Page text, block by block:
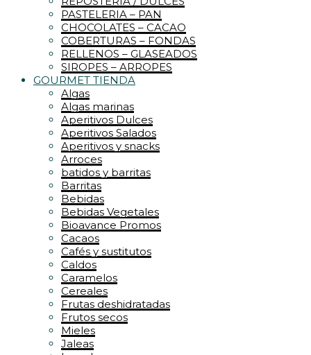
PASTELERIA – PAN
CHOCOLATES – CACAO
COBERTURAS – FONDAS
RELLENOS – GLASEADOS
SIROPES – ARROPES
GOURMET TIENDA
Algas
Algas marinas
Aperitivos Dulces
Aperitivos Salados
Aperitivos y snacks
Arroces
batidos y barritas
Barritas
Bebidas
Bebidas Vegetales
Bioavance Promos
Cacaos
Cafés y sustitutos
Caldos
Caramelos
Cereales
Frutas deshidratadas
Frutos secos
Mieles
Jaleas